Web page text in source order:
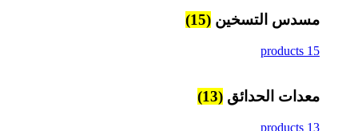
مسدس التسخين (15)
15 products
معدات الحدائق (13)
13 products